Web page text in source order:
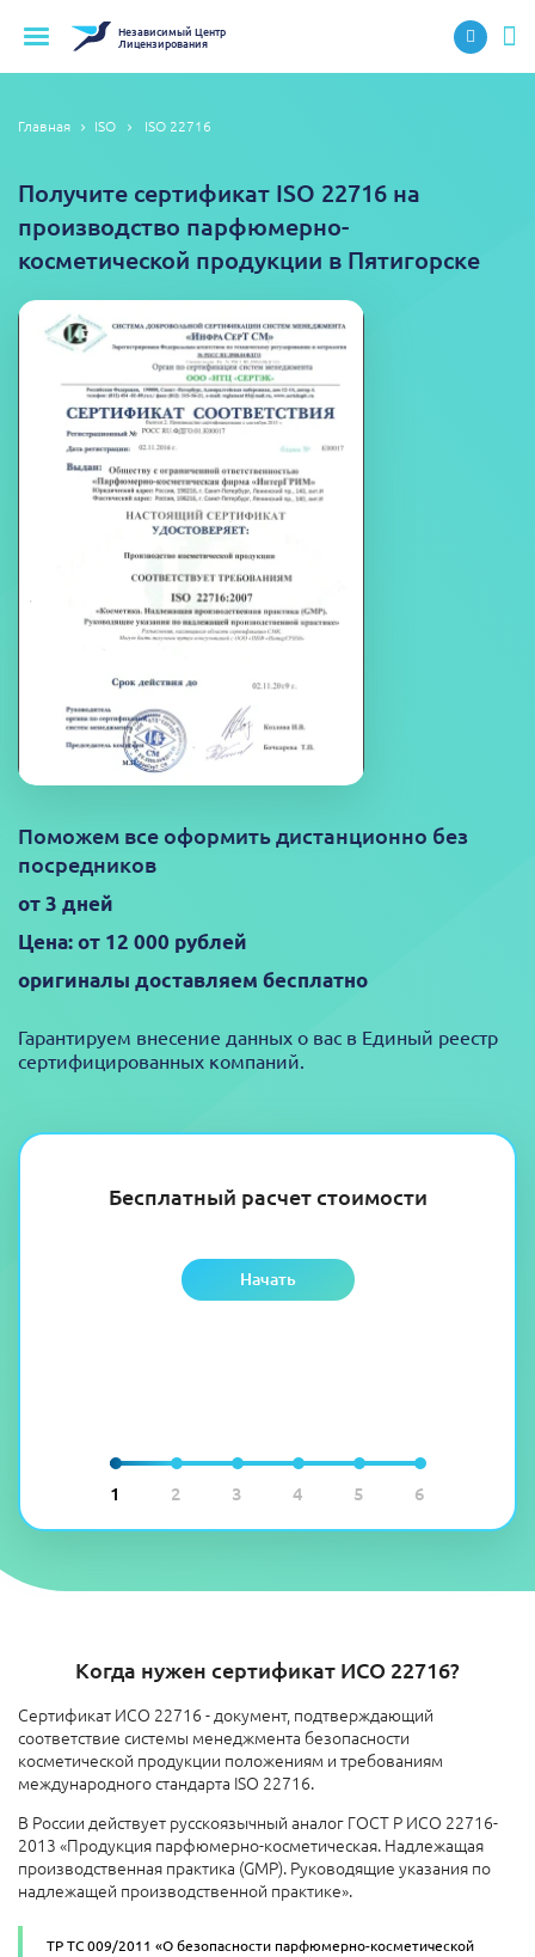
НезависимыйЦентр
Лицензирования
Главная ISO ISO 22716
1 2 3 4 5 6
Бесплатный расчет стоимости
Начать
Получите сертификат ISO 22716 на
производство парфюмерно-
косметической продукции в Пятигорске
Поможем все оформить дистанционно без
посредников
от 3 дней
Цена: от 12 000 рублей
оригиналы доставляем бесплатно
Гарантируем внесение данных о вас в Единый реестр
сертифицированных компаний.
Когда нужен сертификат ИСО 22716?
Сертификат ИСО 22716 - документ, подтверждающий
соответствие системы менеджмента безопасности
косметической продукции положениям и требованиям
международного стандарта ISO 22716.
В России действует русскоязычный аналог ГОСТ Р ИСО 22716-
2013 «Продукция парфюмерно-косметическая. Надлежащая
производственная практика (GMP). Руководящие указания по
надлежащей производственной практике».
ТР ТС 009/2011 «О безопасности парфюмерно-косметической